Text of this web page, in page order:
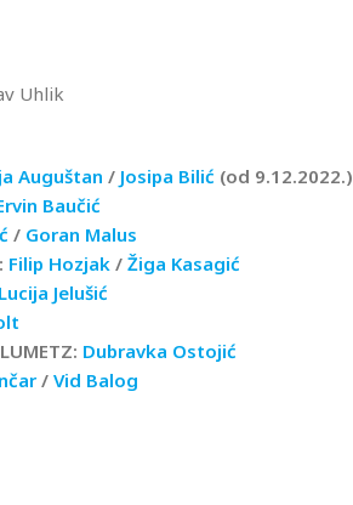
Uhlik
Auguštan / Josipa Bilić (od 9.12.2022.)
Baučić
/ Goran Malus
Filip Hozjak / Žiga Kasagić
Lucija Jelušić
Dubravka Ostojić
/ Vid Balog